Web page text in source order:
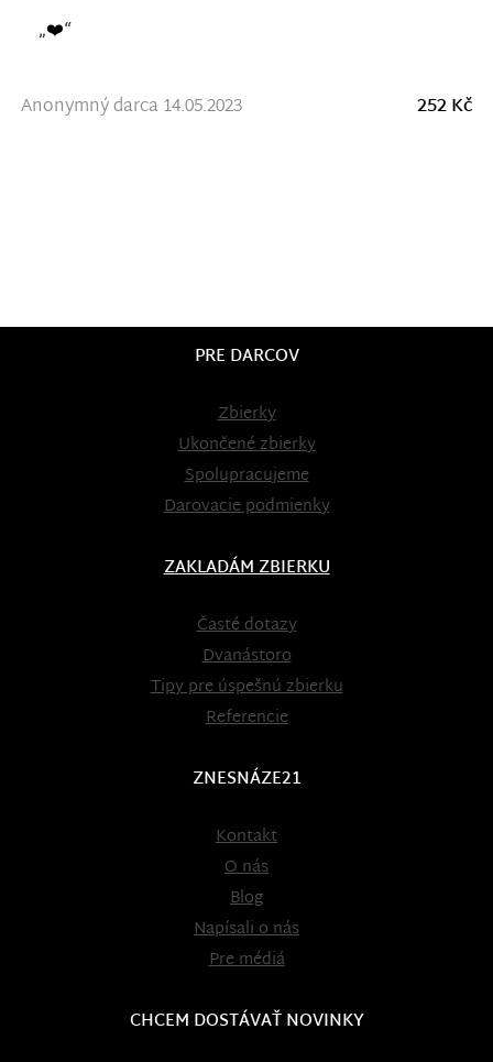
„❤️“
Anonymný darca 14.05.2023 252 Kč
PRE DARCOV
Zbierky
Ukončené zbierky
Spolupracujeme
Darovacie podmienky
ZAKLADÁM ZBIERKU
Časté dotazy
Dvanástoro
Tipy pre úspešnú zbierku
Referencie
ZNESNÁZE21
Kontakt
O nás
Blog
Napísali o nás
Pre médiá
CHCEM DOSTÁVAŤ NOVINKY